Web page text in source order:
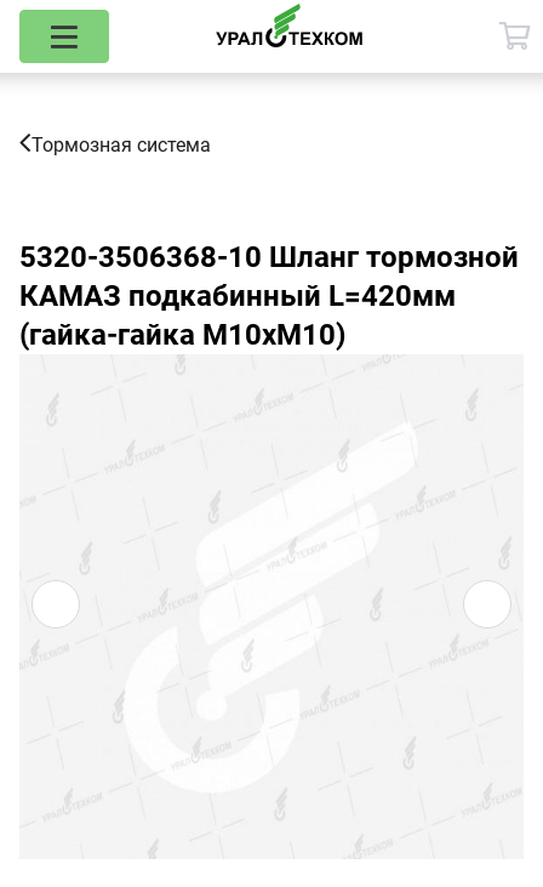
Тормозная система
5320-3506368-10 Шланг тормозной
КАМАЗ подкабинный L=420мм
(гайка-гайка М10хМ10)